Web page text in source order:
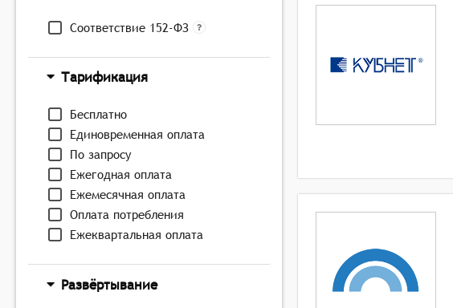
Соответствие 152-ФЗ
Тарификация
Бесплатно
Единовременная оплата
По запросу
Ежегодная оплата
Ежемесячная оплата
Оплата потребления
Ежеквартальная оплата
Развёртывание